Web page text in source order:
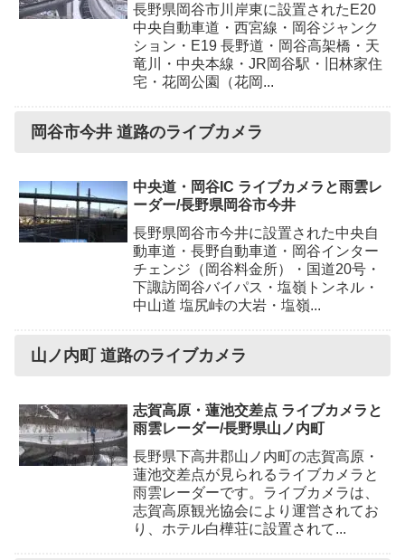
長野県岡谷市川岸東に設置されたE20
中央自動車道・西宮線・岡谷ジャンク
ション・E19 長野道・岡谷高架橋・天
竜川・中央本線・JR岡谷駅・旧林家住
宅・花岡公園（花岡...
岡谷市今井 道路のライブカメラ
中央道・岡谷IC ライブカメラと雨雲レ
ーダー/長野県岡谷市今井
長野県岡谷市今井に設置された中央自
動車道・長野自動車道・岡谷インター
チェンジ（岡谷料金所）・国道20号・
下諏訪岡谷バイパス・塩嶺トンネル・
中山道 塩尻峠の大岩・塩嶺...
山ノ内町 道路のライブカメラ
志賀高原・蓮池交差点 ライブカメラと
雨雲レーダー/長野県山ノ内町
長野県下高井郡山ノ内町の志賀高原・
蓮池交差点が見られるライブカメラと
雨雲レーダーです。ライブカメラは、
志賀高原観光協会により運営されてお
り、ホテル白樺荘に設置されて...